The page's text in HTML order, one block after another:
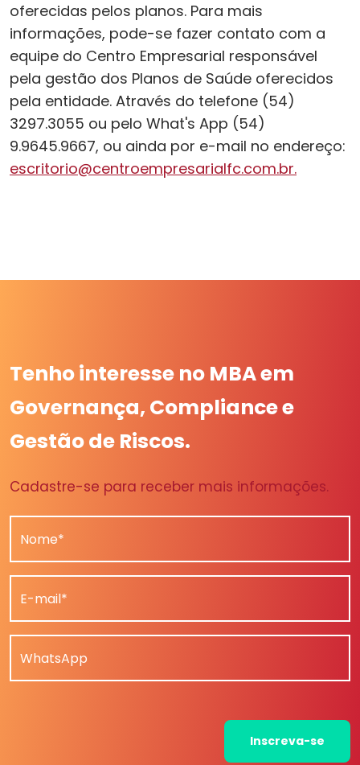
oferecidas pelos planos. Para mais
informações, pode-se fazer contato com a
equipe do Centro Empresarial responsável
pela gestão dos Planos de Saúde oferecidos
pela entidade. Através do telefone (54)
3297.3055 ou pelo What's App (54)
9.9645.9667, ou ainda por e-mail no endereço:
escritorio@centroempresarialfc.com.br.
Tenho interesse no MBA em
Governança, Compliance e
Gestão de Riscos.
Cadastre-se para receber mais informações.
Nome*
E-mail*
WhatsApp
Inscreva-se